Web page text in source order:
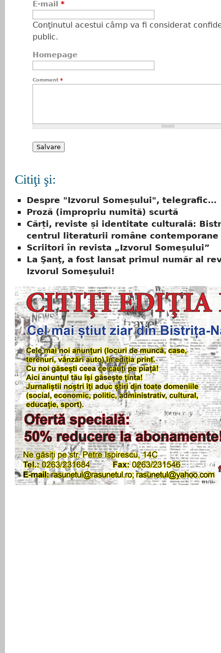
E-mail *
Conţinutul acestui câmp va fi considerat
public.
Homepage
Comment *
Citiţi şi:
Despre "Izvorul Someșului", telegrafic...
Proză (impropriu numită) scurtă
Cărți, reviste și identitate culturală:
centrul literaturii române contemporane
Scriitori în revista „Izvorul Someșului”
La Şanţ, a fost lansat primul număr al
Izvorul Someşului!